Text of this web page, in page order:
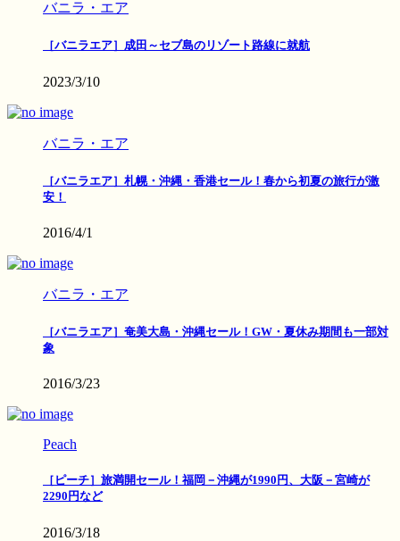
バニラ・エア
［バニラエア］成田～セブ島のリゾート路線に就航
2023/3/10
バニラ・エア
［バニラエア］札幌・沖縄・香港セール！春から初夏の旅行が激
安！
2016/4/1
バニラ・エア
［バニラエア］奄美大島・沖縄セール！GW・夏休み期間も一部対
象
2016/3/23
Peach
［ピーチ］旅満開セール！福岡－沖縄が1990円、大阪－宮崎が
2290円など
2016/3/18